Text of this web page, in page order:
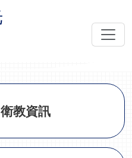
衛教資訊